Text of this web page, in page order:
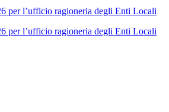
per l’ufficio ragioneria degli Enti Locali
per l’ufficio ragioneria degli Enti Locali